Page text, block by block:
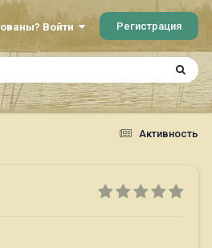
Войти Регистрация
Активность